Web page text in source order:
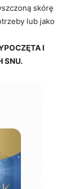
skórę
lub jako
I
SNU.